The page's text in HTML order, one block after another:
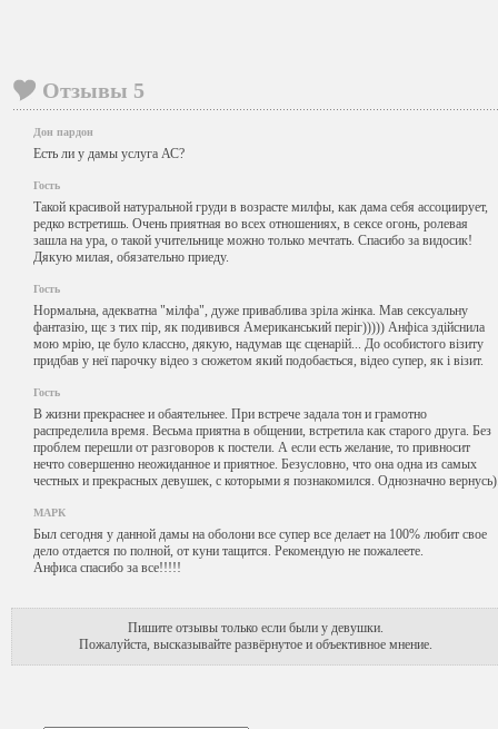
Отзывы 5
Дон пардон
Есть ли у дамы услуга АС?
Гость
Такой красивой натуральной груди в возрасте милфы, как дама себя ассоциирует,
редко встретишь. Очень приятная во всех отношениях, в сексе огонь, ролевая
зашла на ура, о такой учительнице можно только мечтать. Спасибо за видосик!
Дякую милая, обязательно приеду.
Гость
Нормальна, адекватна "мілфа", дуже приваблива зріла жінка. Мав сексуальну
фантазію, щє з тих пір, як подивився Американський періг))))) Анфіса здійснила
мою мрію, це було классно, дякую, надумав щє сценарій... До особистого візиту
придбав у неї парочку відео з сюжетом який подобається, відео супер, як і візит.
Гость
В жизни прекраснее и обаятельнее. При встрече задала тон и грамотно
распределила время. Весьма приятна в общении, встретила как старого друга. Без
проблем перешли от разговоров к постели. А если есть желание, то привносит
нечто совершенно неожиданное и приятное. Безусловно, что она одна из самых
честных и прекрасных девушек, с которыми я познакомился. Однозначно
МАРК
Был сегодня у данной дамы на оболони все супер все делает на 100% любит свое
дело отдается по полной, от куни тащится. Рекомендую не пожалеете.
Анфиса спасибо за все!!!!!
Пишите отзывы только если были у девушки.
Пожалуйста, высказывайте развёрнутое и объективное мнение.